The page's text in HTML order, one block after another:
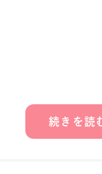
続きを読